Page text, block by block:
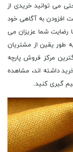
می توانید خریدی از
افزودن به آگاهی خود
رضایت شما عزیزان می
طور یقین از مشتریان
مرکز فروش پارچه
داشته اند، مشاهده
گیری کنید.